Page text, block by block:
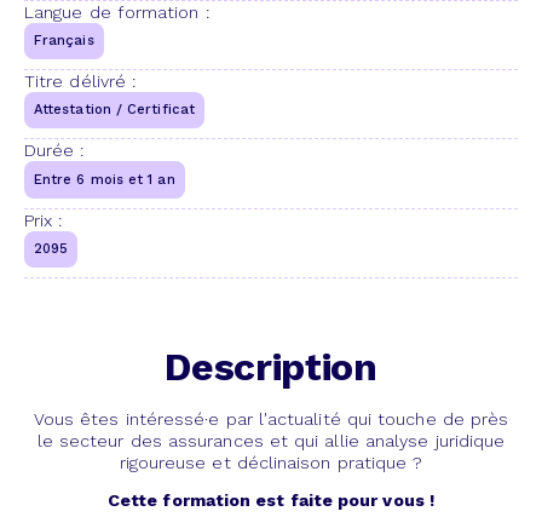
Langue de formation :
Français
Titre délivré :
Attestation / Certificat
Durée :
Entre 6 mois et 1 an
Prix :
2095
Description
Vous êtes intéressé·e par l'actualité qui touche de près
le secteur des assurances et qui allie analyse juridique
rigoureuse et déclinaison pratique ?
Cette formation est faite pour vous !